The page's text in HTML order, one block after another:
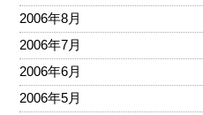
2006年8月
2006年7月
2006年6月
2006年5月